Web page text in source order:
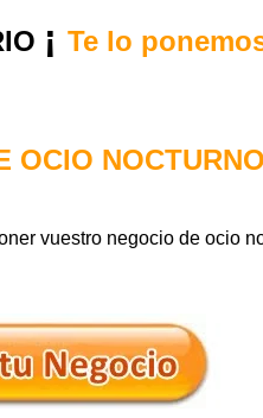
¡Te lo
OCIO
vuestro negocio de ocio